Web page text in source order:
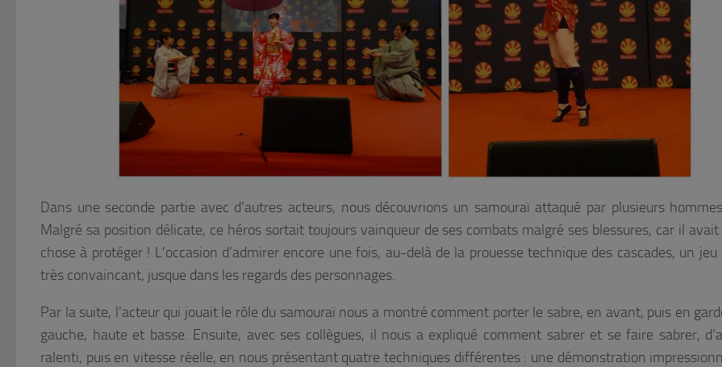
Dans une seconde partie avec d’autres acteurs, nous découvrions un samouraï attaqué par plusieurs
Malgré sa position délicate, ce héros sortait toujours vainqueur de ses combats malgré ses blessures, car il avait
chose à protéger ! L’occasion d’admirer encore une fois, au-delà de la prouesse technique des cascades, un jeu
très convaincant, jusque dans les regards des personnages.
Par la suite, l’acteur qui jouait le rôle du samouraï nous a montré comment porter le sabre, en avant, puis en
gauche, haute et basse. Ensuite, avec ses collègues, il nous a expliqué comment sabrer et se faire sabrer,
ralenti, puis en vitesse réelle, en nous présentant quatre techniques différentes : une démonstration